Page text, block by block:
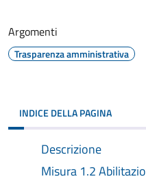
Argomenti
Trasparenza amministrativa
INDICE DELLA PAGINA
Descrizione
Misura 1.2